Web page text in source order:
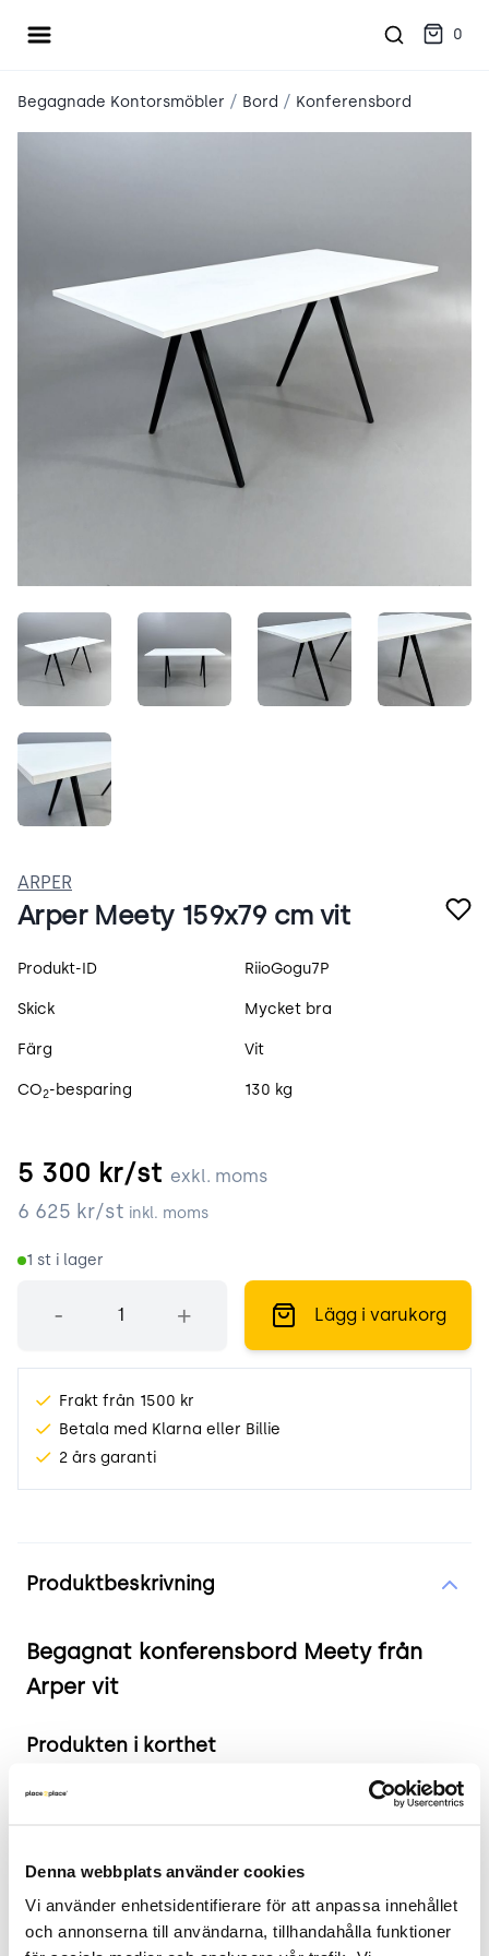
Denna webbplats använder cookies
Vi använder enhetsidentifierare för att anpassa innehållet
och annonserna till användarna, tillhandahålla funktioner
Öppna meny 0
Begagnade Kontorsmöbler / Bord / Konferensbord
hOSZMBQsiAwD.jpegMYMy6zVDrF5p.jpegc1VwGYotoLWU.jpeg
RGs798PvVwnE.jpeg
ARPER
Arper Meety 159x79 cm vit
Produktspecifikation
Produkt-ID RiioGogu7P
Skick Mycket bra
Färg Vit
CO2-besparing 130 kg
5 300 kr/st exkl. moms
6 625 kr/st inkl. moms
1 st i lager
- + Lägg i varukorg
Frakt från 1500 kr
Betala med Klarna eller Billie
2 års garanti
Produktbeskrivning
Begagnat konferensbord Meety från
Arper vit
Produkten i korthet
Färg och material: Vit bordsskiva med svarta
Skick: 4/5
2 års garanti